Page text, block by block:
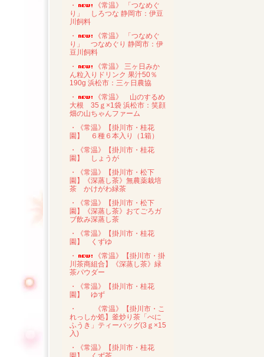
・
《常温》 「つなめぐ
り」 しろつな 静岡市：伊豆
川飼料
・
《常温》 「つなめぐ
り」 つなめぐり 静岡市：伊
豆川飼料
・
《常温》 三ヶ日みか
ん粒入りドリンク 果汁50％
190g 浜松市：三ヶ日農協
・
《常温》 山のするめ
大根 35ｇ×1袋 浜松市：笑顔
畑の山ちゃんファーム
・《常温》【掛川市・桂花
園】 ６種６本入り（1箱）
・《常温》【掛川市・桂花
園】 しょうが
・《常温》【掛川市・松下
園】《深蒸し茶》無農薬栽培
茶 かけがわ緑茶
・《常温》【掛川市・松下
園】《深蒸し茶》おてごろガ
ブ飲み深蒸し茶
・《常温》【掛川市・桂花
園】 くずゆ
・
《常温》【掛川市・掛
川茶商組合】《深蒸し茶》緑
茶パウダー
・《常温》【掛川市・桂花
園】 ゆず
・
《常温》【掛川市・こ
れっしか処】釜炒り茶「べに
ふうき」ティーバッグ(3ｇ×15
入)
・《常温》【掛川市・桂花